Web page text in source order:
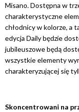
Misano. Dostępna w
charakterystyczne
chłodnicy w kolorze, a
edycja Daily będzie
jubileuszowe będą
wszystkie elementy
charakteryzującej się
Skoncentrowani na